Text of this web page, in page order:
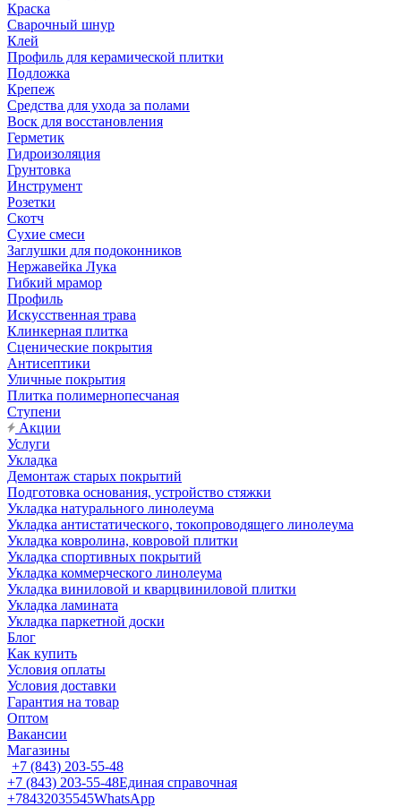
Краска
Сварочный шнур
Клей
Профиль для керамической плитки
Подложка
Крепеж
Средства для ухода за полами
Воск для восстановления
Герметик
Гидроизоляция
Грунтовка
Инструмент
Розетки
Скотч
Сухие смеси
Заглушки для подоконников
Нержавейка Лука
Гибкий мрамор
Профиль
Искусственная трава
Клинкерная плитка
Сценические покрытия
Антисептики
Уличные покрытия
Плитка полимернопесчаная
Ступени
Акции
Услуги
Укладка
Демонтаж старых покрытий
Подготовка основания, устройство стяжки
Укладка натурального линолеума
Укладка антистатического, токопроводящего линолеума
Укладка ковролина, ковровой плитки
Укладка спортивных покрытий
Укладка коммерческого линолеума
Укладка виниловой и кварцвиниловой плитки
Укладка ламината
Укладка паркетной доски
Блог
Как купить
Условия оплаты
Условия доставки
Гарантия на товар
Оптом
Вакансии
Магазины
+7 (843) 203-55-48
+7 (843) 203-55-48Единая справочная
+78432035545WhatsApp